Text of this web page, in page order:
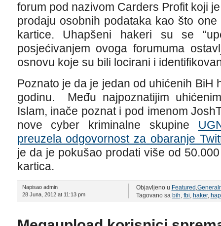
forum pod nazivom Carders Profit koji
prodaju osobnih podataka kao što
kartice. Uhapšeni hakeri su se
posjećivanjem ovoga forumuma
osnovu koje su bili locirani i
Poznato je da je jedan od uhićenih BiH
godinu. Među najpoznatijim
Islam, inače poznat i pod imenom
nove cyber kriminalne skupine
preuzela odgovornost za obaranje
je da je pokušao prodati više od
kartica.
Napisao admin
28 Juna, 2012 at 11:13 pm
Objavljeno u Featured ,
Tagovano sa bih, fbi, haker,